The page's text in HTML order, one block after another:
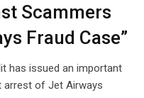
Scammers
Fraud Case”
has issued an important
arrest of Jet Airways